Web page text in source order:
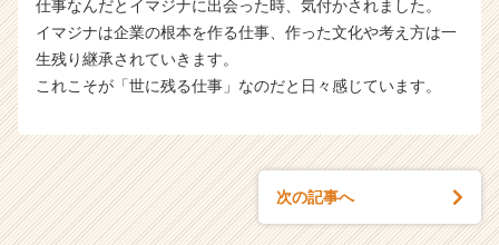
仕事なんだとイマジナに出会った時、気付かされました。
イマジナは企業の根本を作る仕事、作った文化や考え方は一
生残り継承されていきます。
これこそが「世に残る仕事」なのだと日々感じています。
次の記事へ